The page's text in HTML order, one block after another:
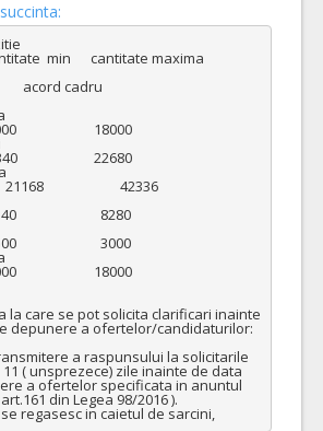
acord cadru
la care se pot solicita clarificari inainte
depunere a ofertelor/candidaturilor:
a raspunsului la solicitarile
( unsprezece) zile inainte de data
a ofertelor specificata in anuntul
din Legea 98/2016 ).
regasesc in caietul de sarcini,